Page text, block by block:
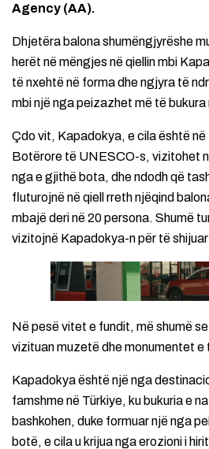
Agency (AA).
Dhjetëra balona shumëngjyrëshe
herët në mëngjes në qiellin mbi
të nxehtë në forma dhe ngjyra të
mbi një nga peizazhet më të bukura
Çdo vit, Kapadokya, e cila është
Botërore të UNESCO-s, vizitohet
nga e gjithë bota, dhe ndodh që
fluturojnë në qiell rreth njëqind
mbajë deri në 20 persona. Shumë
vizitojnë Kapadokya-n për të
Në pesë vitet e fundit, më shumë
vizituan muzetë dhe monumentet e
Kapadokya është një nga
famshme në Türkiye, ku bukuria e
bashkohen, duke formuar një nga
botë, e cila u krijua nga erozioni i